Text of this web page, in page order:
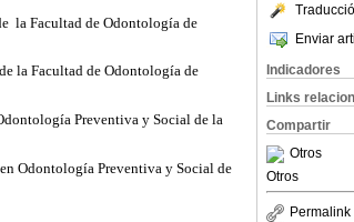
Enviar
Indicadores
Links
Compartir
Otros
Otros
Permalink
la Facultad de Odontología de
la Facultad de Odontología de
Preventiva y Social de la
Odontología Preventiva y Social de